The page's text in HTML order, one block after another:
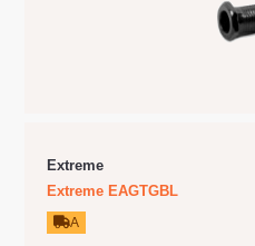
Extreme
Extreme EAGTGBL
A